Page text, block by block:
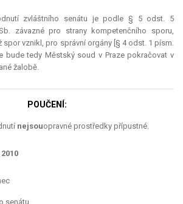
zvláštního senátu je podle § 5 odst. 5
závazné pro strany kompetenčního sporu,
spor vznikl, pro správní orgány [§ 4 odst. 1 písm.
bude tedy Městský soud v Praze pokračovat v
žalobě.
POUČENÍ:
nejsouopravné prostředky přípustné.
senátu